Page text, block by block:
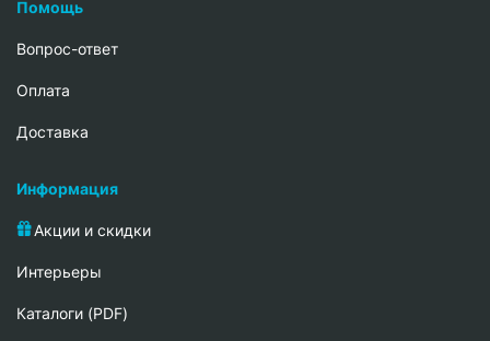
Помощь
Вопрос-ответ
Oплата
Доставка
Информация
Акции и скидки
Интерьеры
Каталоги (PDF)